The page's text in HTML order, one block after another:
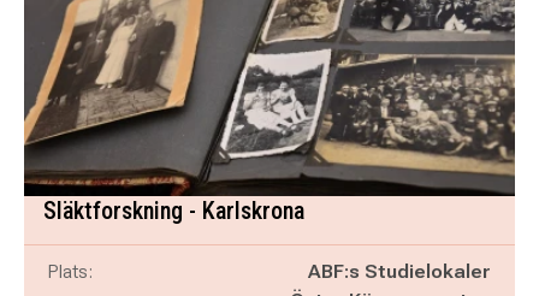
Släktforskning - Karlskrona
Plats:
ABF:s Studielokaler